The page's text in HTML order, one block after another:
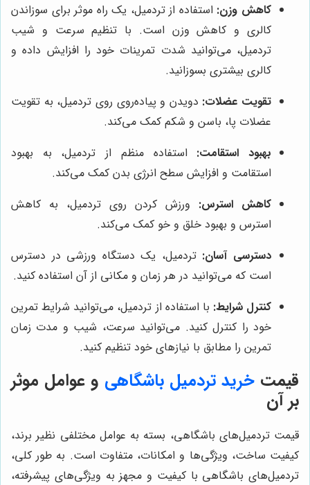
کاهش وزن: استفاده از تردمیل، یک راه موثر برای سوزاندن
کالری و کاهش وزن است. با تنظیم سرعت و شیب
تردمیل، می‌توانید شدت تمرینات خود را افزایش داده و
کالری بیشتری بسوزانید.
تقویت عضلات: دویدن و پیاده‌روی روی تردمیل، به تقویت
عضلات پا، باسن و شکم کمک می‌کند.
بهبود استقامت: استفاده منظم از تردمیل، به بهبود
استقامت و افزایش سطح انرژی بدن کمک می‌کند.
کاهش استرس: ورزش کردن روی تردمیل، به کاهش
استرس و بهبود خلق و خو کمک می‌کند.
دسترسی آسان: تردمیل، یک دستگاه ورزشی در دسترس
است که می‌توانید در هر زمان و مکانی از آن استفاده کنید.
کنترل شرایط: با استفاده از تردمیل، می‌توانید شرایط تمرین
خود را کنترل کنید. می‌توانید سرعت، شیب و مدت زمان
تمرین را مطابق با نیازهای خود تنظیم کنید.
قیمتخرید تردمیل باشگاهی و عوامل موثر
بر آن
قیمت تردمیل‌های باشگاهی، بسته به عوامل مختلفی نظیر برند،
کیفیت ساخت، ویژگی‌ها و امکانات، متفاوت است. به طور کلی،
تردمیل‌های باشگاهی با کیفیت و مجهز به ویژگی‌های پیشرفته،